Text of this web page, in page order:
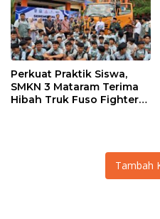
Perkuat Praktik Siswa,
SMKN 3 Mataram Terima
Hibah Truk Fuso Fighter
Tambah